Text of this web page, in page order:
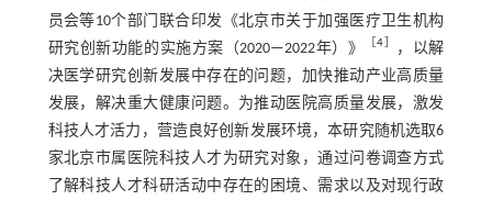
员会等10个部门联合印发《北京市关于加强医疗卫生机构
研究创新功能的实施方案（2020—2022年）》
［4］
，以解
决医学研究创新发展中存在的问题，加快推动产业高质量
发展，解决重大健康问题。为推动医院高质量发展，激发
科技人才活力，营造良好创新发展环境，本研究随机选取6
家北京市属医院科技人才为研究对象，通过问卷调查方式
了解科技人才科研活动中存在的困境、需求以及对现行政